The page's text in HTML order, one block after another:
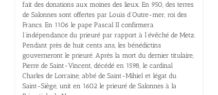
fait des donations aux moines des lieux. En 950, des terres
de Salonnes sont offertes par Louis d’Outre-mer, roi des
Francs. En 1106 le pape Pascal II confirmera
l’indépendance du prieuré par rapport à l’évêché de Metz.
Pendant près de huit cents ans, les bénédictins
gouverneront le prieuré. Après la mort du dernier titulaire,
Pierre de Saint-Vincent, décédé en 1598, le cardinal
Charles de Lorraine, abbé de Saint-Mihiel et légat du
Saint-Siège, unit en 1602 le prieuré de Salonnes à la